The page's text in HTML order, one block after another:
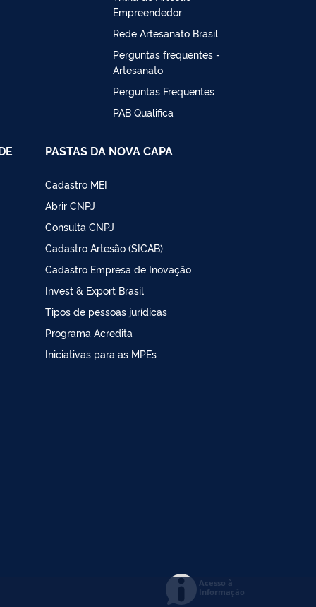
Empreendedor
Rede Artesanato Brasil
Perguntas frequentes -
Artesanato
Perguntas Frequentes
PAB Qualifica
PASTAS DA NOVA CAPA
Cadastro MEI
Abrir CNPJ
Consulta CNPJ
Cadastro Artesão (SICAB)
Cadastro Empresa de Inovação
Invest & Export Brasil
Tipos de pessoas jurídicas
Programa Acredita
Iniciativas para as MPEs
Acesso à
Informação